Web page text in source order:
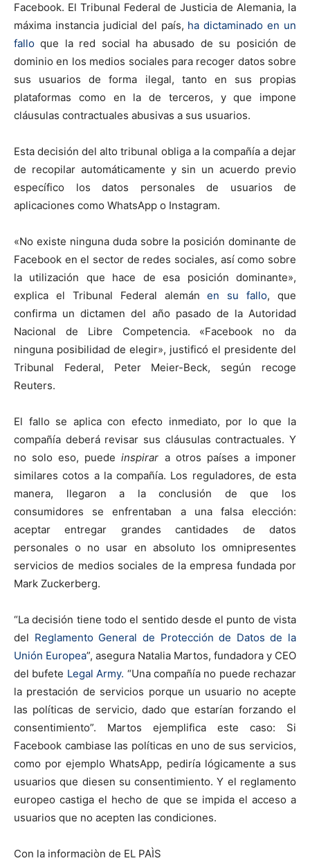
Facebook. El Tribunal Federal de Justicia de Alemania, la
máxima instancia judicial del país, ha dictaminado en un
fallo que la red social ha abusado de su posición de
dominio en los medios sociales para recoger datos sobre
sus usuarios de forma ilegal, tanto en sus propias
plataformas como en la de terceros, y que impone
cláusulas contractuales abusivas a sus usuarios.
Esta decisión del alto tribunal obliga a la compañía a dejar
de recopilar automáticamente y sin un acuerdo previo
específico los datos personales de usuarios de
aplicaciones como WhatsApp o Instagram.
«No existe ninguna duda sobre la posición dominante de
Facebook en el sector de redes sociales, así como sobre
la utilización que hace de esa posición dominante»,
explica el Tribunal Federal alemánen su fallo, que
confirma un dictamen del año pasado de la Autoridad
Nacional de Libre Competencia. «Facebook no da
ninguna posibilidad de elegir», justificó el presidente del
Tribunal Federal, Peter Meier-Beck, según recoge
Reuters.
El fallo se aplica con efecto inmediato, por lo que la
compañía deberá revisar sus cláusulas contractuales. Y
no solo eso, puedeinspirar a otros países a imponer
similares cotos a la compañía. Los reguladores, de esta
manera, llegaron a la conclusión de que los
consumidores se enfrentaban a una falsa elección:
aceptar entregar grandes cantidades de datos
personales o no usar en absoluto los omnipresentes
servicios de medios sociales de la empresa fundada por
Mark Zuckerberg.
“La decisión tiene todo el sentido desde el punto de vista
del Reglamento General de Protección de Datos de la
Unión Europea”, asegura Natalia Martos, fundadora y CEO
del bufete Legal Army. “Una compañía no puede rechazar
la prestación de servicios porque un usuario no acepte
las políticas de servicio, dado que estarían forzando el
consentimiento”. Martos ejemplifica este caso: Si
Facebook cambiase las políticas en uno de sus servicios,
como por ejemplo WhatsApp, pediría lógicamente a sus
usuarios que diesen su consentimiento. Y el reglamento
europeo castiga el hecho de que se impida el acceso a
usuarios que no acepten las condiciones.
Con la informaciòn de EL PAÌS